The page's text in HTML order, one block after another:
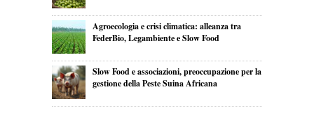
Agroecologia e crisi climatica: alleanza tra
FederBio, Legambiente e Slow Food
Slow Food e associazioni, preoccupazione per la
gestione della Peste Suina Africana